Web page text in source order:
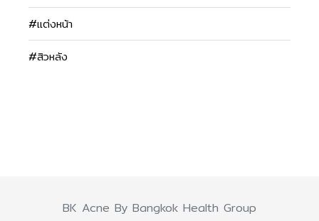
#แต่งหน้า
#สิวหลัง
BK Acne By Bangkok Health Group